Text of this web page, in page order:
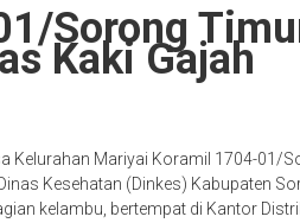
Sorong
Kaki Gajah
Kelurahan Mariyai Koramil 1704-01/
Kesehatan (Dinkes) Kabupaten
kelambu, bertempat di Kantor